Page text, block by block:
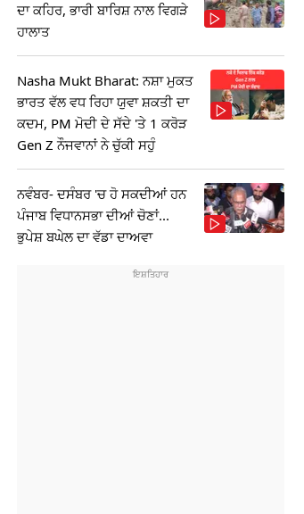
ਦਾ ਕਹਿਰ, ਭਾਰੀ ਬਾਰਿਸ਼ ਨਾਲ ਵਿਗੜੇ
ਹਾਲਾਤ
Nasha Mukt Bharat: ਨਸ਼ਾ ਮੁਕਤ
ਭਾਰਤ ਵੱਲ ਵਧ ਰਿਹਾ ਯੁਵਾ ਸ਼ਕਤੀ ਦਾ
ਕਦਮ, PM ਮੋਦੀ ਦੇ ਸੱਦੇ 'ਤੇ 1 ਕਰੋੜ
Gen Z ਨੌਜਵਾਨਾਂ ਨੇ ਚੁੱਕੀ ਸਹੁੰ
ਨਵੰਬਰ- ਦਸੰਬਰ 'ਚ ਹੋ ਸਕਦੀਆਂ ਹਨ
ਪੰਜਾਬ ਵਿਧਾਨਸਭਾ ਦੀਆਂ ਚੋਣਾਂ...
ਭੁਪੇਸ਼ ਬਘੇਲ ਦਾ ਵੱਡਾ ਦਾਅਵਾ